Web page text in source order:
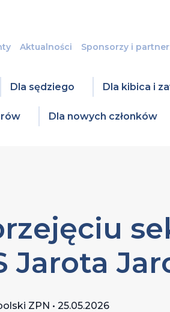
Aktualności Sponsorzy i
Dla sędziego Dla kibica i
Dla nowych członków
Jarota
ZPN • 25.05.2026